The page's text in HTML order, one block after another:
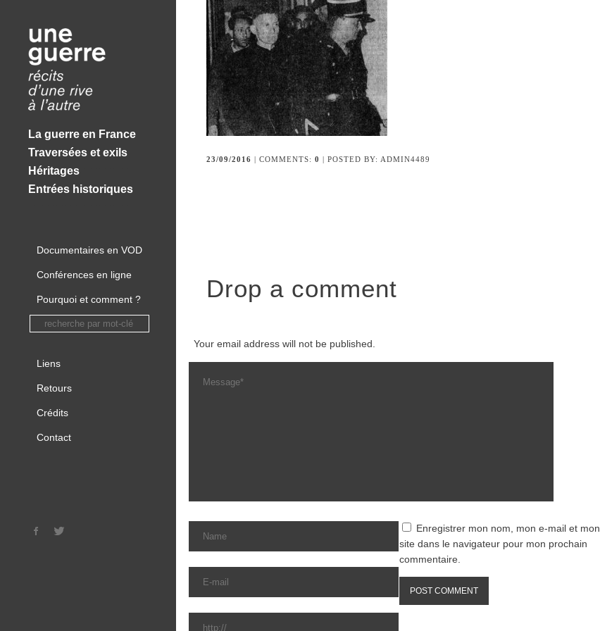
La guerre en France
Traversées et exils
Héritages
Entrées historiques
Documentaires en VOD
Conférences en ligne
Pourquoi et comment ?
Liens
Retours
Crédits
Contact
23/09/2016 | COMMENTS: 0 | POSTED BY: ADMIN4489
Drop a comment
Your email address will not be published.
Enregistrer mon nom, mon e-mail et mon
site dans le navigateur pour mon prochain
commentaire.